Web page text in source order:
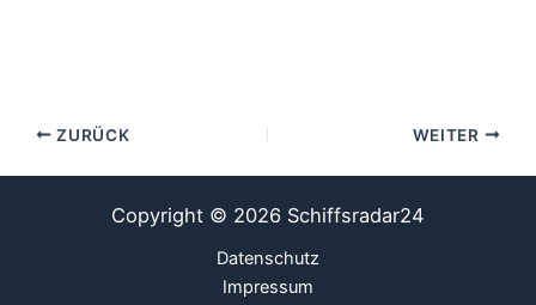
ZURÜCK WEITER
Copyright © 2026 Schiffsradar24
Datenschutz
Impressum